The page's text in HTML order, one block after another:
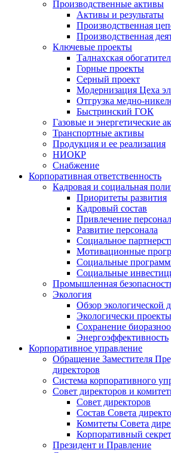
Производственные активы
Активы и результаты
Производственная
Производственная
Ключевые проекты
Талнахская
Горные проекты
Серный проект
Модернизация Цеха
Отгрузка медно-
Быстринский ГОК
Газовые и энергетические
Транспортные активы
Продукция и ее реализация
НИОКР
Снабжение
Корпоративная ответственность
Кадровая и социальная
Приоритеты развития
Кадровый состав
Привлечение
Развитие персонала
Социальное
Мотивационные
Социальные
Социальные
Промышленная
Экология
Обзор экологической
Экологически
Сохранение
Энергоэффективность
Корпоративное управление
Обращение Заместителя
директоров
Система корпоративного
Совет директоров и
Совет директоров
Состав Совета
Комитеты Совета
Корпоративный
Президент и Правление